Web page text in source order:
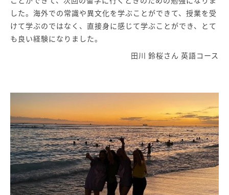
した。海外での常識や異文化を学ぶことができて、授業を受
けて学ぶのではなく、直接身に感じて学ぶことができ、とて
も良い経験になりました。
田川 鈴桜さん 英語コース